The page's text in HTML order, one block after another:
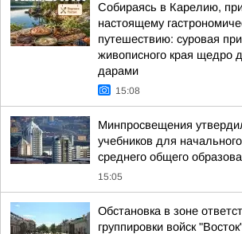
Собираясь в Карелию,
настоящему
путешествию: суровая
живописного края щедро
дарами
15:08
Минпросвещения
учебников для
среднего общего
15:05
Обстановка в зоне
группировки войск